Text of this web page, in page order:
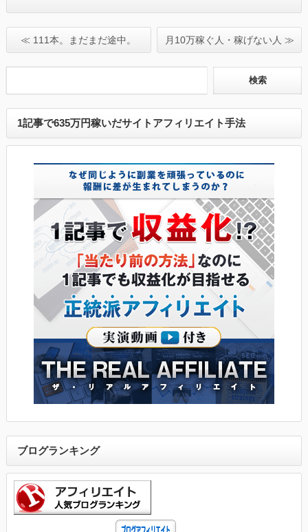
≪ 111本。まだまだ途中。 月10万稼ぐ人・稼げない人 ≫
1記事で635万円稼いだサイトアフィリエイト手法
ブログランキング